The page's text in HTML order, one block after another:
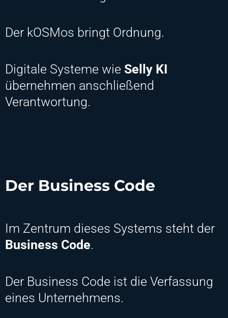
Der kOSMos bringt Ordnung.
Digitale Systeme wie Selly KI
übernehmen anschließend
Verantwortung.
Der Business Code
Im Zentrum dieses Systems steht der
Business Code.
Der Business Code ist die Verfassung
eines Unternehmens.